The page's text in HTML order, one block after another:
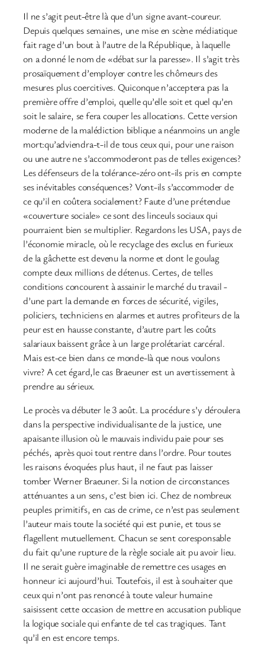
Il ne s’agit peut-être là que d’un signe avant-coureur.
Depuis quelques semaines, une mise en scène médiatique
fait rage d’un bout à l’autre de la République, à laquelle
on a donné le nom de «débat sur la paresse». Il s’agit très
prosaïquement d’employer contre les chômeurs des
mesures plus coercitives. Quiconque n’acceptera pas la
première offre d’emploi, quelle qu’elle soit et quel qu’en
soit le salaire, se fera couper les allocations. Cette version
moderne de la malédiction biblique a néanmoins un angle
mort:qu’adviendra-t-il de tous ceux qui, pour une raison
ou une autre ne s’accommoderont pas de telles exigences?
Les défenseurs de la tolérance-zéro ont-ils pris en compte
ses inévitables conséquences? Vont-ils s’accommoder de
ce qu’il en coûtera socialement? Faute d’une prétendue
«couverture sociale» ce sont des linceuls sociaux qui
pourraient bien se multiplier. Regardons les USA, pays de
l’économie miracle, où le recyclage des exclus en furieux
de la gâchette est devenu la norme et dont le goulag
compte deux millions de détenus. Certes, de telles
conditions concourent à assainir le marché du travail -
d’une part la demande en forces de sécurité, vigiles,
policiers, techniciens en alarmes et autres profiteurs de la
peur est en hausse constante, d’autre part les coûts
salariaux baissent grâce à un large prolétariat carcéral.
Mais est-ce bien dans ce monde-là que nous voulons
vivre? A cet égard,le cas Braeuner est un avertissement à
prendre au sérieux.
Le procès va débuter le 3 août. La procédure s’y déroulera
dans la perspective individualisante de la justice, une
apaisante illusion où le mauvais individu paie pour ses
péchés, après quoi tout rentre dans l’ordre. Pour toutes
les raisons évoquées plus haut, il ne faut pas laisser
tomber Werner Braeuner. Si la notion de circonstances
atténuantes a un sens, c’est bien ici. Chez de nombreux
peuples primitifs, en cas de crime, ce n’est pas seulement
l’auteur mais toute la société qui est punie, et tous se
flagellent mutuellement. Chacun se sent coresponsable
du fait qu’une rupture de la règle sociale ait pu avoir lieu.
Il ne serait guère imaginable de remettre ces usages en
honneur ici aujourd’hui. Toutefois, il est à souhaiter que
ceux qui n’ont pas renoncé à toute valeur humaine
saisissent cette occasion de mettre en accusation publique
la logique sociale qui enfante de tel cas tragiques. Tant
qu’il en est encore temps.